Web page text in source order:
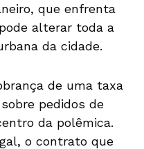
que enfrenta
alterar toda a
da cidade.
de uma taxa
pedidos de
da polêmica.
o contrato que